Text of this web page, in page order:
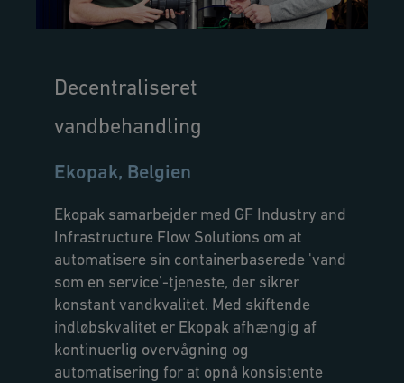
Decentraliseret
vandbehandling
Ekopak, Belgien
Ekopak samarbejder med GF Industry and
Infrastructure Flow Solutions om at
automatisere sin containerbaserede 'vand
som en service'-tjeneste, der sikrer
konstant vandkvalitet. Med skiftende
indløbskvalitet er Ekopak afhængig af
kontinuerlig overvågning og
automatisering for at opnå konsistente